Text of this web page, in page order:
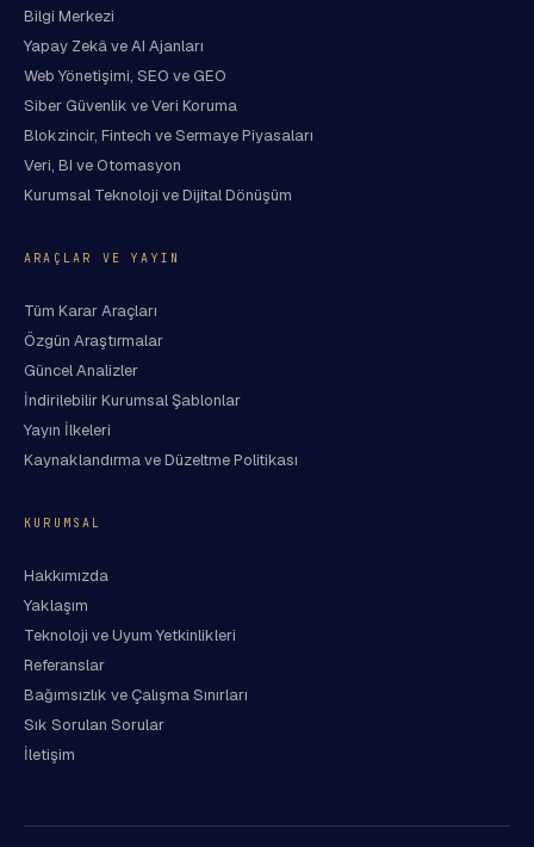
Bilgi Merkezi
Yapay Zekâ ve AI Ajanları
Web Yönetişimi, SEO ve GEO
Siber Güvenlik ve Veri Koruma
Blokzincir, Fintech ve Sermaye Piyasaları
Veri, BI ve Otomasyon
Kurumsal Teknoloji ve Dijital Dönüşüm
ARAÇLAR VE YAYIN
Tüm Karar Araçları
Özgün Araştırmalar
Güncel Analizler
İndirilebilir Kurumsal Şablonlar
Yayın İlkeleri
Kaynaklandırma ve Düzeltme Politikası
KURUMSAL
Hakkımızda
Yaklaşım
Teknoloji ve Uyum Yetkinlikleri
Referanslar
Bağımsızlık ve Çalışma Sınırları
Sık Sorulan Sorular
İletişim